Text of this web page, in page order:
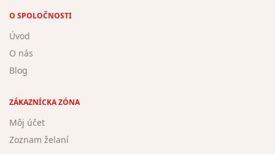
O SPOLOČNOSTI
Úvod
O nás
Blog
ZÁKAZNÍCKA ZÓNA
Môj účet
Zoznam želaní